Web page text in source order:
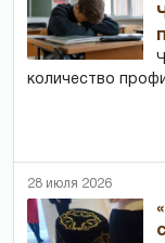
количество
28 июля 2026